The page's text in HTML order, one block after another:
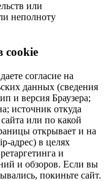
или
неполноту
cookie
согласие на
данных (сведения
и версия Браузера;
источник откуда
или по какой
открывает и на
адрес) в целях
и
и обзоров. Если вы
покиньте сайт.